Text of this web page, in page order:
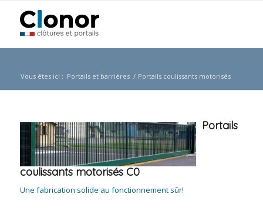
Vous êtes ici : Portails et barrières / Portails coulissants motorisés
Portails
coulissants motorisés C0
Une fabrication solide au fonctionnement sûr!